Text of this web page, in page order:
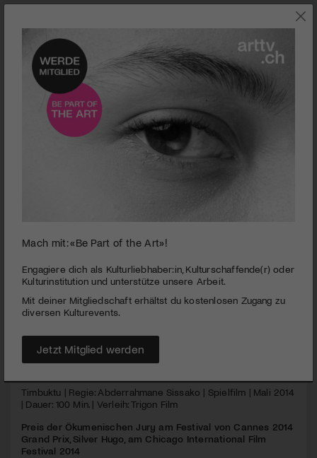
seconds
minute,
seconds
Timbuktu
PUBLIZIERT AM 15. DEZEMBER 2014
Dschihadisten übernommen, die ihre Vorstellungen des
Lebens mit Mitteln von Gewalt und Einschüchterung der
MEHR
Timbuktu | Regie: Abderrahmane Sissako | Spielfilm | Mali 2014
| Dauer: 100 Min. | Verleih: Trigon Film
Preis der Ökumenischen Jury am Festival von Cannes 2014
Grand Prix, Silver Hugo, am Chicago International Film
Festival 2014
Mach mit: «Be Part of the Art»!
Engagiere dich als Kulturliebhaber:in, Kulturschaffende(r) oder
Kulturinstitution und unterstütze unsere Arbeit.
Mit deiner Mitgliedschaft erhältst du kostenlosen Zugang zu
diversen Kulturevents.
Jetzt Mitglied werden